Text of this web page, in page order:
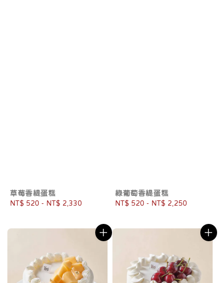
草莓香緹蛋糕
Regular
NT$ 520 - NT$ 2,330
綠葡萄香緹蛋糕
Regular
NT$ 520 - NT$ 2,250